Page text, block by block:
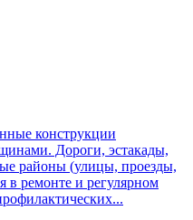
конструкции
Дороги, эстакады,
районы (улицы, проезды,
ремонте и регулярном